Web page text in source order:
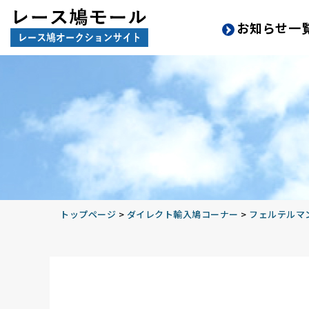
お知らせ一
トップページ > ダイレクト輸入鳩コーナー > フェルテルマ